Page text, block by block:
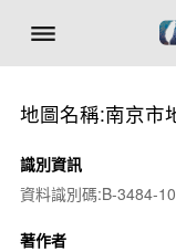
地圖名稱:南京市
識別資訊
資料識別碼:B-3484-
著作者